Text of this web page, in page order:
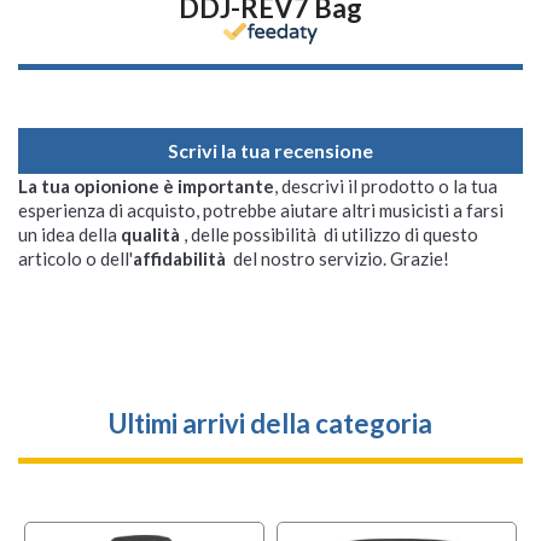
DDJ-REV7 Bag
Scrivi la tua recensione
La tua opionione è importante, descrivi il prodotto o la tua
esperienza di acquisto, potrebbe aiutare altri musicisti a farsi
un idea della qualità , delle possibilità di utilizzo di questo
articolo o dell'affidabilità del nostro servizio. Grazie!
Ultimi arrivi della categoria